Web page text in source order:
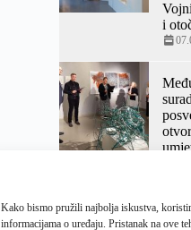
Kako bismo pružili najbolja iskustva,
informacijama o uređaju. Pristanak na ove
i